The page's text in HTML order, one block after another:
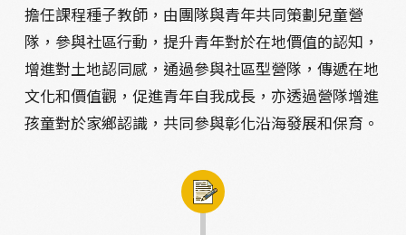
擔任課程種子教師，由團隊與青年共同策劃兒童營
隊，參與社區行動，提升青年對於在地價值的認知，
增進對土地認同感，通過參與社區型營隊，傳遞在地
文化和價值觀，促進青年自我成長，亦透過營隊增進
孩童對於家鄉認識，共同參與彰化沿海發展和保育。